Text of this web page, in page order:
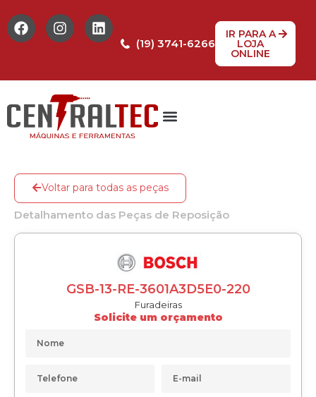
(19) 3741-6266
IR PARA A
LOJA
ONLINE
Voltar para todas as peças
Detalhamento das Peças de Reposição
GSB-13-RE-3601A3D5E0-220
Furadeiras
Solicite um orçamento